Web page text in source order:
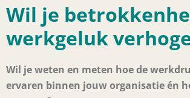
Wil je
werkgeluk
Wil je weten en meten hoe de
ervaren binnen jouw organisatie én